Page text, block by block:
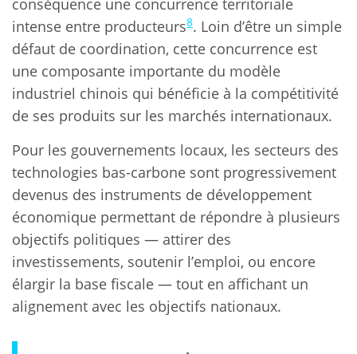
conséquence une concurrence territoriale
intense entre producteurs8. Loin d’être un simple
défaut de coordination, cette concurrence est
une composante importante du modèle
industriel chinois qui bénéficie à la compétitivité
de ses produits sur les marchés internationaux.
Pour les gouvernements locaux, les secteurs des
technologies bas-carbone sont progressivement
devenus des instruments de développement
économique permettant de répondre à plusieurs
objectifs politiques — attirer des
investissements, soutenir l’emploi, ou encore
élargir la base fiscale — tout en affichant un
alignement avec les objectifs nationaux.